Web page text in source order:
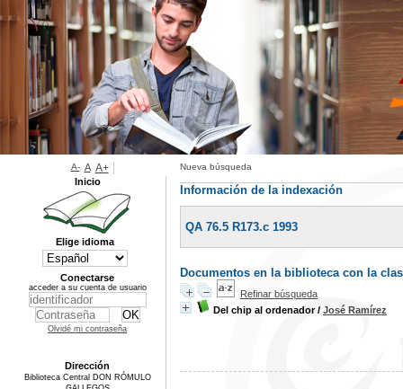
Nueva búsqueda
Información de la indexación
QA 76.5 R173.c 1993
Documentos en la biblioteca con la
Refinar búsqueda
Del chip al ordenador/ José Ramírez
A- A A+
Inicio
Elige idioma
Conectarse
acceder a su cuenta de usuario
Olvidé mi contraseña
Dirección
Biblioteca Central DON RÓMULO